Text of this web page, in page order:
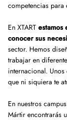
competencias para
En XTART estamos
conocer sus
sector. Hemos
trabajar en
internacional.
que ni siquiera te
En nuestros
Mártir encontrarás